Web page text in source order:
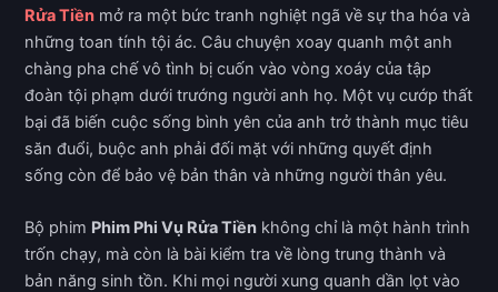
Rửa Tiền mở ra một bức tranh nghiệt ngã về sự tha hóa và
những toan tính tội ác. Câu chuyện xoay quanh một anh
chàng pha chế vô tình bị cuốn vào vòng xoáy của tập
đoàn tội phạm dưới trướng người anh họ. Một vụ cướp thất
bại đã biến cuộc sống bình yên của anh trở thành mục tiêu
săn đuổi, buộc anh phải đối mặt với những quyết định
sống còn để bảo vệ bản thân và những người thân yêu.
Bộ phim Phim Phi Vụ Rửa Tiền không chỉ là một hành trình
trốn chạy, mà còn là bài kiểm tra về lòng trung thành và
bản năng sinh tồn. Khi mọi người xung quanh dần lọt vào